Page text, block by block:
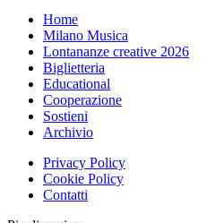
Home
Milano Musica
Lontananze creative 2026
Biglietteria
Educational
Cooperazione
Sostieni
Archivio
Privacy Policy
Cookie Policy
Contatti